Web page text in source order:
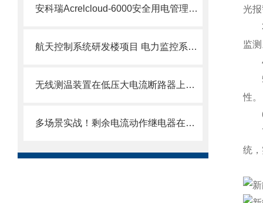
安科瑞Acrelcloud-6000安全用电管理平台在义乌市的应用
航天控制系统研发楼项目 电力监控系统的设计与应用
无线测温装置在低压大电流断路器上的应用
多场景实战！剩余电流动作继电器在工业、民用与路灯系统中的安全防护方案
光
3
监
4
5
性。
6
7
统